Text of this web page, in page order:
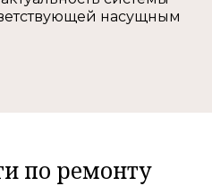
насущным
по ремонту